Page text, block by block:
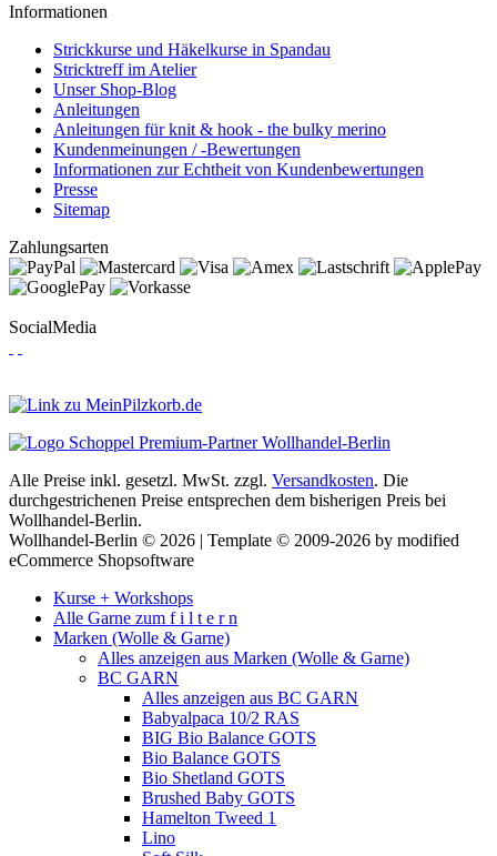
Informationen
Strickkurse und Häkelkurse in Spandau
Stricktreff im Atelier
Unser Shop-Blog
Anleitungen
Anleitungen für knit & hook - the bulky merino
Kundenmeinungen / -Bewertungen
Informationen zur Echtheit von Kundenbewertungen
Presse
Sitemap
Zahlungsarten
SocialMedia
Alle Preise inkl. gesetzl. MwSt. zzgl. Versandkosten. Die
durchgestrichenen Preise entsprechen dem bisherigen Preis bei
Wollhandel-Berlin.
Wollhandel-Berlin © 2026 | Template © 2009-2026 by modified
eCommerce Shopsoftware
Kurse + Workshops
Alle Garne zum f i l t e r n
Marken (Wolle & Garne)
Alles anzeigen aus Marken (Wolle & Garne)
BC GARN
Alles anzeigen aus BC GARN
Babyalpaca 10/2 RAS
BIG Bio Balance GOTS
Bio Balance GOTS
Bio Shetland GOTS
Brushed Baby GOTS
Hamelton Tweed 1
Lino